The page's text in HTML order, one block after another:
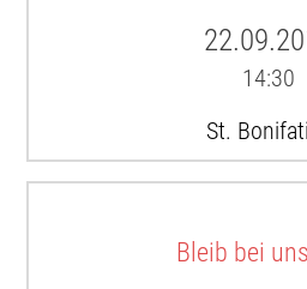
14:30
St.
Bleib bei